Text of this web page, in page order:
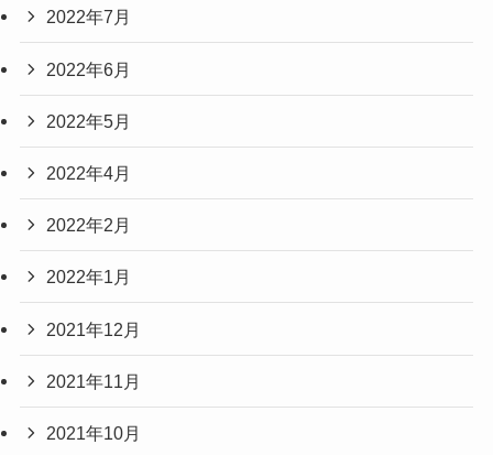
2022年7月
2022年6月
2022年5月
2022年4月
2022年2月
2022年1月
2021年12月
2021年11月
2021年10月